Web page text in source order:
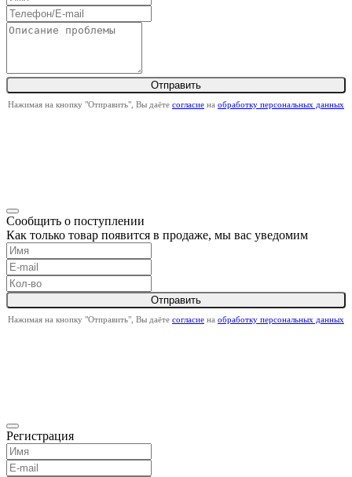
Нажимая на кнопку "Отправить", Вы даёте согласие на обработку персональных данных
Сообщить о поступлении
Как только товар появится в продаже, мы вас уведомим
Нажимая на кнопку "Отправить", Вы даёте согласие на обработку персональных данных
Регистрация